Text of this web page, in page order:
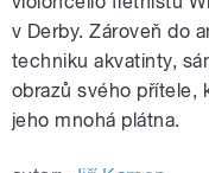
v Derby. Zároveň do
techniku akvatinty,
obrazů svého přítele,
jeho mnohá plátna.